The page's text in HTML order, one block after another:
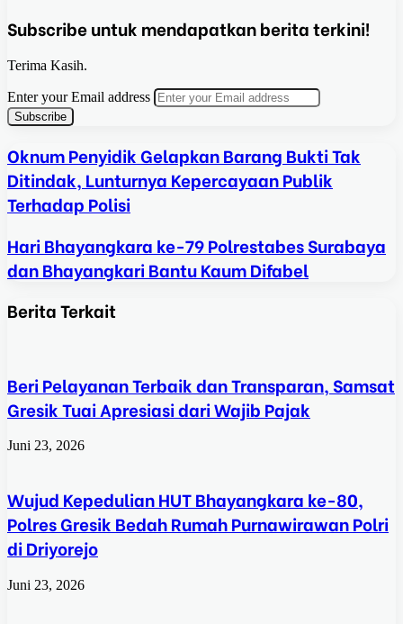
Subscribe untuk mendapatkan berita terkini!
Terima Kasih.
Enter your Email address
Oknum Penyidik Gelapkan Barang Bukti Tak
Ditindak, Lunturnya Kepercayaan Publik
Terhadap Polisi
Hari Bhayangkara ke-79 Polrestabes Surabaya
dan Bhayangkari Bantu Kaum Difabel
Berita Terkait
Beri Pelayanan Terbaik dan Transparan, Samsat
Gresik Tuai Apresiasi dari Wajib Pajak
Juni 23, 2026
Wujud Kepedulian HUT Bhayangkara ke-80,
Polres Gresik Bedah Rumah Purnawirawan Polri
di Driyorejo
Juni 23, 2026